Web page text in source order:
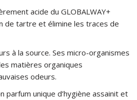
acide du GLOBALWAY+
de tartre et élimine les traces de
à la source. Ses micro-organismes
matières organiques
odeurs.
parfum unique d’hygiène assainit et